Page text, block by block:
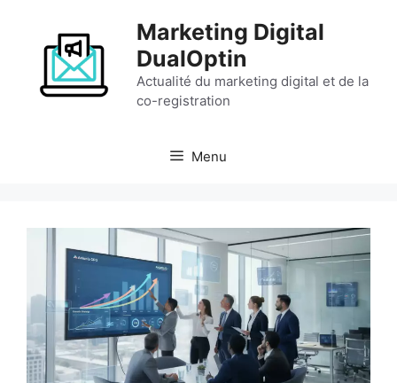
contenu
Marketing Digital
DualOptin
Actualité du marketing digital et de la
co-registration
Menu